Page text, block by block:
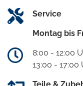
Service
Montag bis
8:00 - 12:00
13:00 - 17:00